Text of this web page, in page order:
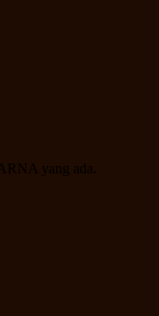
yang ada.